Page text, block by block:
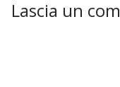
Lascia un